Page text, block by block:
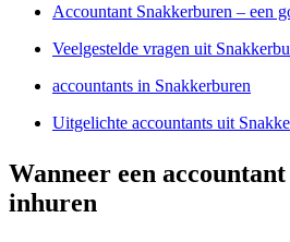
Accountant Snakkerburen – een
Veelgestelde vragen uit
accountants in Snakkerburen
Uitgelichte accountants uit
Wanneer een
inhuren